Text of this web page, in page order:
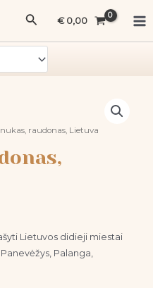
Paieška
€0,00
raudonas, Lietuva
Lietuvos didieji miestai
Palanga,